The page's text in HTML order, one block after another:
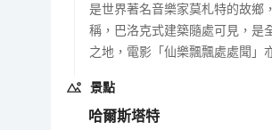
是世界著名音樂家莫札特的故鄉
稱，巴洛克式建築隨處可見，是
之地，電影「仙樂飄飄處處聞」
景點
哈爾斯塔特